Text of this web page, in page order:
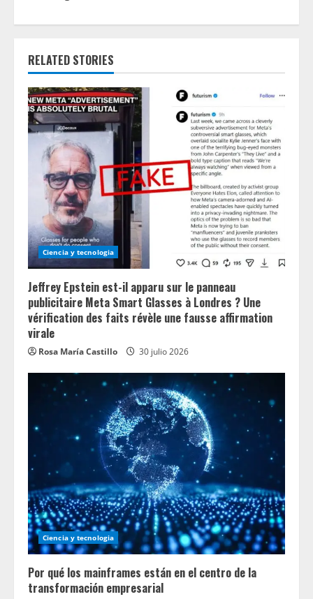
n
u
e
R
e
i
n
g
RELATED STORIES
Ciencia y tecnologia
Jeffrey Epstein est-il apparu sur le panneau
publicitaire Meta Smart Glasses à Londres ? Une
vérification des faits révèle une fausse affirmation
virale
Rosa María Castillo 30 julio 2026
Ciencia y tecnologia
Por qué los mainframes están en el centro de la
transformación empresarial